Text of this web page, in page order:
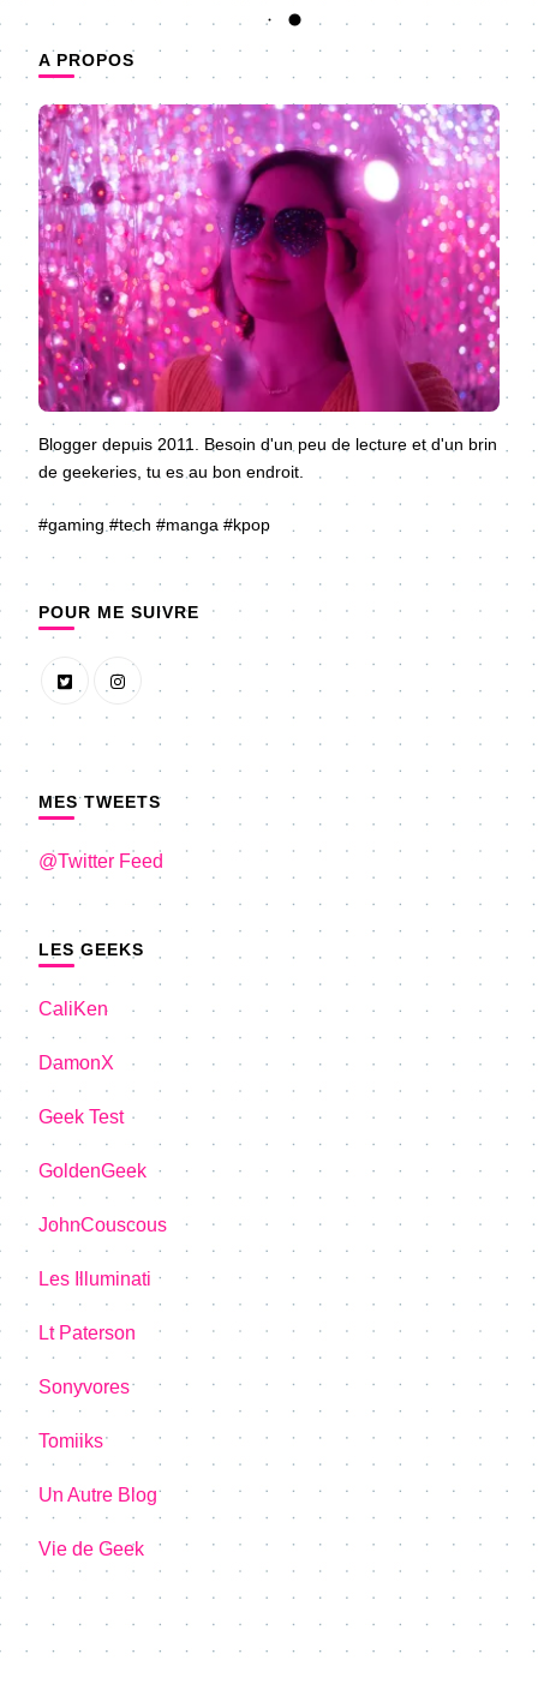
A PROPOS
Blogger depuis 2011. Besoin d'un peu de lecture et d'un brin
de geekeries, tu es au bon endroit.
#gaming #tech #manga #kpop
POUR ME SUIVRE
MES TWEETS
@Twitter Feed
LES GEEKS
CaliKen
DamonX
Geek Test
GoldenGeek
JohnCouscous
Les Illuminati
Lt Paterson
Sonyvores
Tomiiks
Un Autre Blog
Vie de Geek